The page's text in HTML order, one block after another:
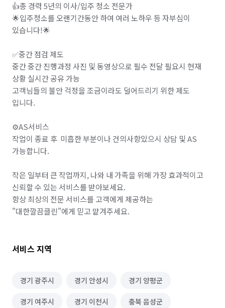
👍총 경력 5년의 이사/입주 청소 전문가
🌟입주청소를 오랜기간동안 하여 여러 노하우 등 자부심이
있습니다!🌟
✅중간 점검 제도
중간 중간 진행과정 사진 및 동영상으로 필수 전달 ​필요시 현재
상황 실시간 공유 가능
고객님들의 불안 걱정을 조금이라도 ​덜어드리기 위한 제도
입니다.
⚙️AS서비스
작업이 종료 후  미흡한 부분이나 건의사항있으시 상담 및 AS
가능합니다.
작은 일부터 큰 작업까지, 나와 내 가족을 위해 가장 효과적이고
신뢰할 수 있는 서비스를 받아보세요.
항상 최상의 전문 서비스를 고객에게 제공하는
"대한깔끔클린"에게 믿고 맡겨주세요.
서비스 지역
경기 광주시 경기 안성시 경기 양평군
경기 여주시 경기 이천시 충북 음성군